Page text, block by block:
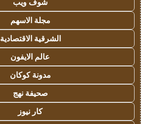
شوف ويب
مجلة الاسهم
الشرقية الاقتصادية
عالم الايفون
مدونة كوكان
صحيفة نهج
كار نيوز